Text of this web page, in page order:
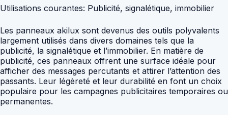
Utilisations courantes: Publicité, signalétique, immobilier
Les panneaux akilux sont devenus des outils polyvalents
largement utilisés dans divers domaines tels que la
publicité, la signalétique et l’immobilier. En matière de
publicité, ces panneaux offrent une surface idéale pour
afficher des messages percutants et attirer l’attention des
passants. Leur légèreté et leur durabilité en font un choix
populaire pour les campagnes publicitaires temporaires ou
permanentes.